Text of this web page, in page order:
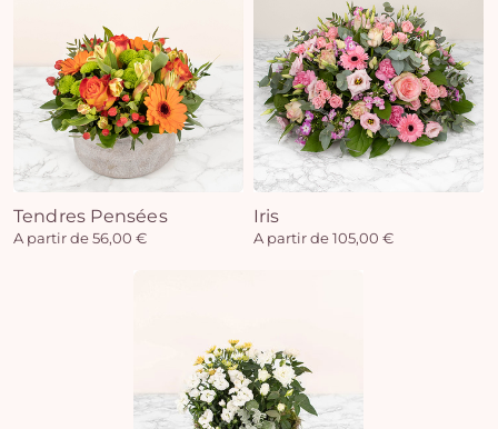
Tendres Pensées
A partir de 56,00 €
Iris
A partir de 105,00 €